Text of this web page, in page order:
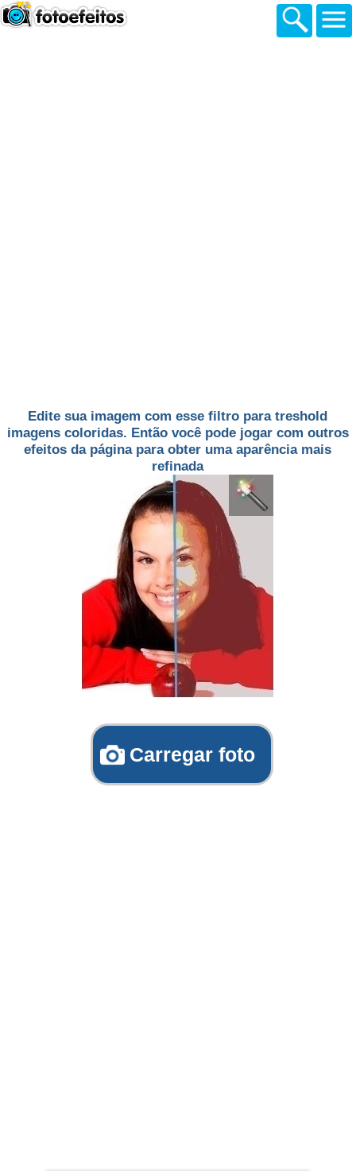
Edite sua imagem com esse filtro para treshold
imagens coloridas. Então você pode jogar com outros
efeitos da página para obter uma aparência mais
refinada
Carregar foto